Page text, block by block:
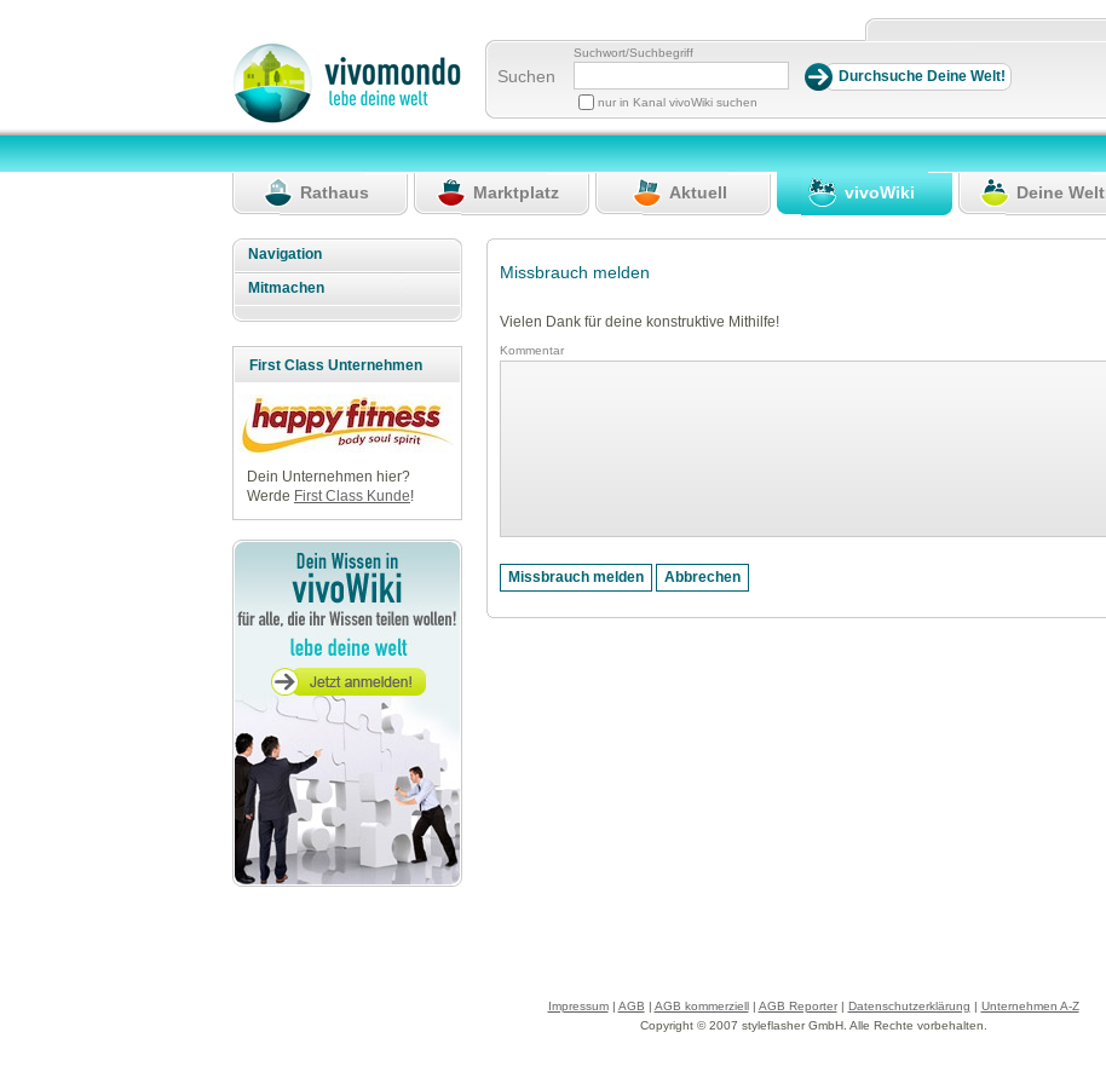
Suchen
Suchwort/Suchbegriff
nur in Kanal vivoWiki suchen
Rathaus Marktplatz Aktuell vivoWiki Deine Welt
Navigation
Mitmachen
First Class Unternehmen
Dein Unternehmen hier?
Werde First Class Kunde!
Missbrauch melden
Vielen Dank für deine konstruktive Mithilfe!
Kommentar
Impressum| AGB | AGB kommerziell| AGB Reporter| Datenschutzerklärung | Unternehmen A-Z
Copyright © 2007 styleflasher GmbH. Alle Rechte vorbehalten.